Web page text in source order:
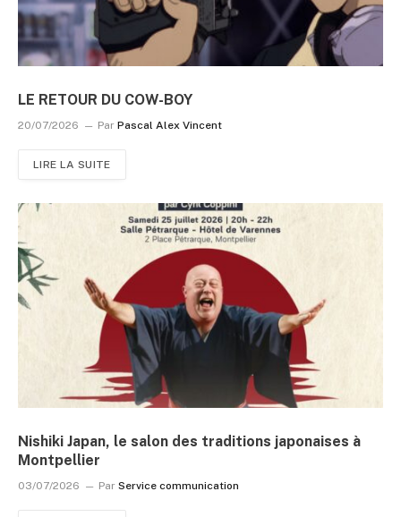
LE RETOUR DU COW-BOY
20/07/2026 Par Pascal Alex Vincent
LIRE LA SUITE
Nishiki Japan, le salon des traditions japonaises à
Montpellier
03/07/2026 Par Service communication